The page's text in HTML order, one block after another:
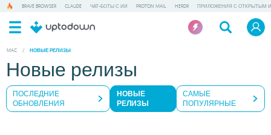
BRAVE BROWSER CLAUDE ЧАТ-БОТЫ С ИИ PROTON MAIL HERDR ПРИЛОЖЕНИЯ С ОТКРЫТЫМ
MAC / НОВЫЕ РЕЛИЗЫ
Новые релизы
ПОСЛЕДНИЕ
ОБНОВЛЕНИЯ
НОВЫЕ
РЕЛИЗЫ
САМЫЕ
ПОПУЛЯРНЫЕ